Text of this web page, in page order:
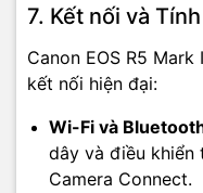
7. Kết nối và
Canon EOS R5
kết nối hiện đại:
Wi-Fi và
dây và điều khiển
Camera Connect.